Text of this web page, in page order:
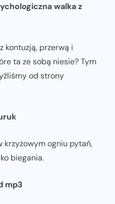
walka z
kontuzją, przerwą i
ta ze sobą niesie? Tym
od strony
krzyżowym ogniu pytań,
biegania.
mp3